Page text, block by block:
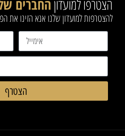
הצטרפו למועדוןהחברים
להצטרפות למועדון שלנו אנא הזינו את
הצטרף